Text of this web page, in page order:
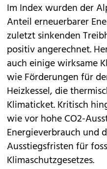
Im Index wurden der
Anteil erneuerbarer
zuletzt sinkenden
positiv angerechnet.
auch einige wirksame
wie Förderungen für
Heizkessel, die
Klimaticket. Kritisch
wie vor hohe CO2-
Energieverbrauch und
Ausstiegsfristen für
Klimaschutzgesetzes.